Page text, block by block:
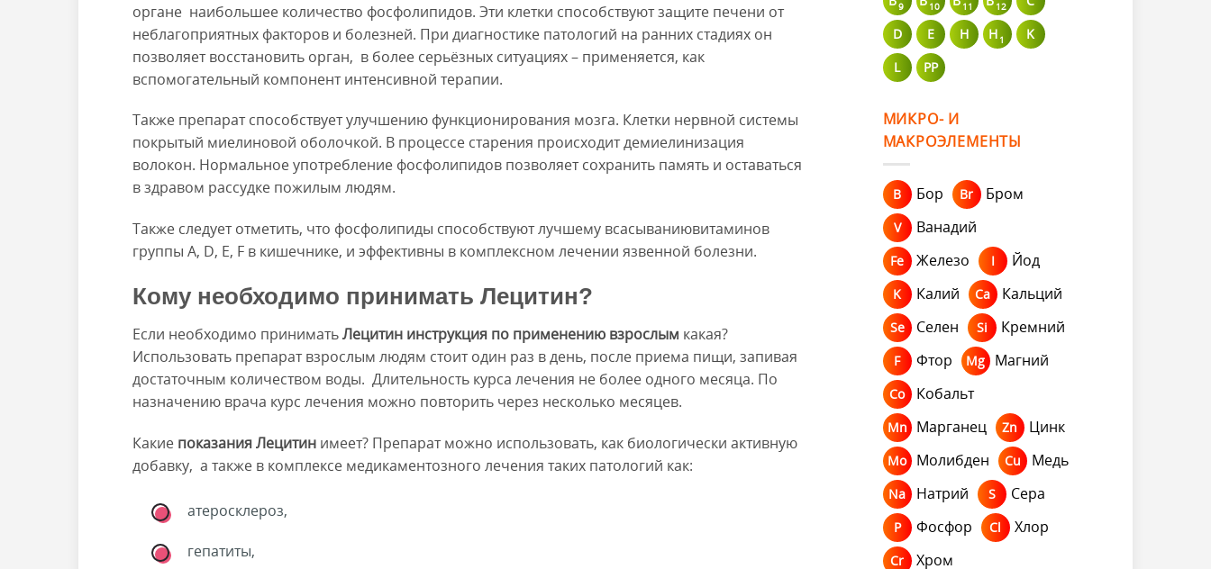
органе наибольшее количество фосфолипидов. Эти клетки способствуют защите печени от
неблагоприятных факторов и болезней. При диагностике патологий на ранних стадиях он
позволяет восстановить орган, в более серьёзных ситуациях – применяется, как
вспомогательный компонент интенсивной терапии.
Также препарат способствует улучшению функционирования мозга. Клетки нервной системы
покрытый миелиновой оболочкой. В процессе старения происходит демиелинизация
волокон. Нормальное употребление фосфолипидов позволяет сохранить память и оставаться
в здравом рассудке пожилым людям.
Также следует отметить, что фосфолипиды способствуют лучшему всасываниювитаминов
группы A, D, E, F в кишечнике, и эффективны в комплексном лечении язвенной болезни.
Кому необходимо принимать Лецитин?
Если необходимо приниматьЛецитин инструкция по применению взрослым какая?
Использовать препарат взрослым людям стоит один раз в день, после приема пищи, запивая
достаточным количеством воды. Длительность курса лечения не более одного месяца. По
назначению врача курс лечения можно повторить через несколько месяцев.
Какие показания Лецитин имеет? Препарат можно использовать, как биологически активную
добавку, а также в комплексе медикаментозного лечения таких патологий как:
атеросклероз,
гепатиты,
9 10 11 12
D
E H H 1
K
L
PP
МИКРО- И
МАКРОЭЛЕМЕНТЫ
B Бор Br Бром
V Ванадий
Fe Железо I Йод
K Калий Ca Кальций
Se Селен Si Кремний
F Фтор Mg Магний
Co Кобальт
Mn Марганец Zn Цинк
Mo Молибден Cu Медь
Na Натрий S Сера
P Фосфор Cl Хлор
Cr Хром